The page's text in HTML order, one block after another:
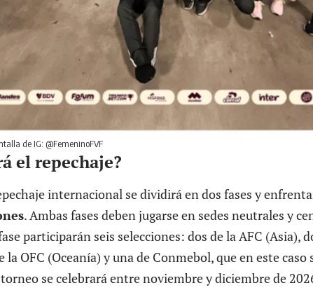
de IG: @FemeninoFVF
el repechaje?
internacional se dividirá en dos fases y
. Ambas fases deben jugarse en sedes neutrales y
participarán seis selecciones: dos de la AFC (Asia),
la OFC (Oceanía) y una de Conmebol, que en este caso
se celebrará entre noviembre y diciembre de